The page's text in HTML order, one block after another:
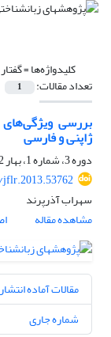
کلیدواژه‌ها =
تعداد مقالات: 1
بررسی ویژگی‌های
ژاپنی و فارسی
دوره 3، شماره 1، بهار 1392، صفحه
سهراب آذرپرند
مشاهده مقاله
مقالات آماده انتشار
شماره جاری